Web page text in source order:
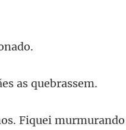
Fiquei murmura